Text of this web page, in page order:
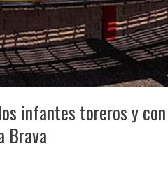
infantes toreros y con
Brava